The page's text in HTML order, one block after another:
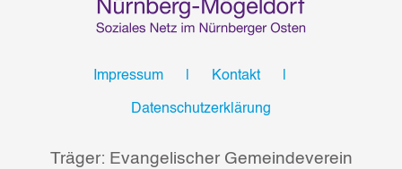
Impressum Kontakt
Datenschutzerklärung
Träger: Evangelischer Gemeindeverein